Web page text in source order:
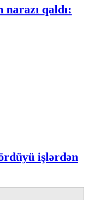
narazı qaldı:
işlərdən